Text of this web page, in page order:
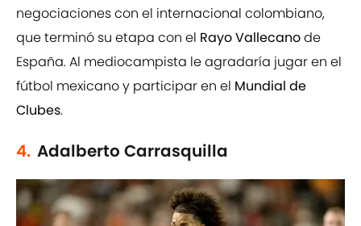
negociaciones con el internacional colombiano,
que terminó su etapa con el Rayo Vallecanode
España. Al mediocampista le agradaría jugar en el
fútbol mexicano y participar en el Mundial de
Clubes.
4. Adalberto Carrasquilla